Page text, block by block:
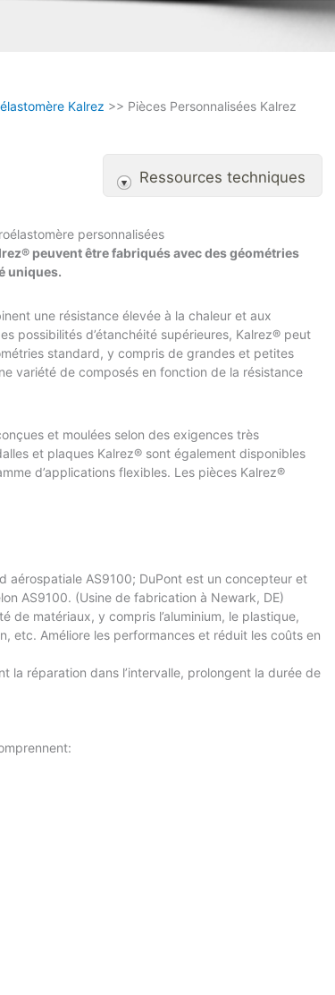
Kalrez >> Pièces Personnalisées Kalrez
Ressources techniques
personnalisées
peuvent être fabriqués avec des géométries
uniques.
une résistance élevée à la chaleur et aux
possibilités d’étanchéité supérieures, Kalrez® peut
standard, y compris de grandes et petites
variété de composés en fonction de la résistance
et moulées selon des exigences très
et plaques Kalrez® sont également disponibles
d’applications flexibles. Les pièces Kalrez®
AS9100; DuPont est un concepteur et
AS9100. (Usine de fabrication à Newark, DE)
de matériaux, y compris l’aluminium, le plastique,
etc. Améliore les performances et réduit les coûts en
la réparation dans l’intervalle, prolongent la durée de